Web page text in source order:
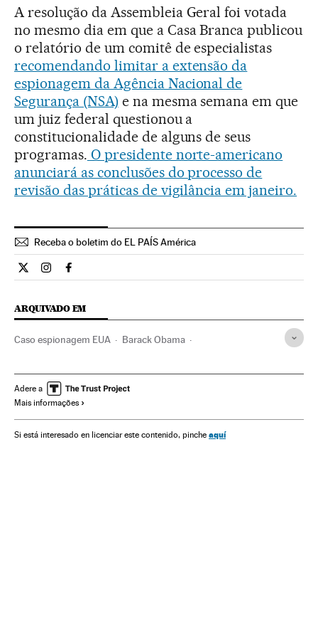
A resolução da Assembleia Geral foi votada
no mesmo dia em que a Casa Branca publicou
o relatório de um comitê de especialistas
recomendando limitar a extensão da
espionagem da Agência Nacional de
Segurança (NSA) e na mesma semana em que
um juiz federal questionou a
constitucionalidade de alguns de seus
programas. O presidente norte-americano
anunciará as conclusões do processo de
revisão das práticas de vigilância em janeiro.
Receba o boletim do EL PAÍS América
Internacional El País Brasil en Twitter
Internacional El País Brasil en Instagram
Internacional El País Brasil en Facebook
ARQUIVADO EM
Caso espionagem EUA Barack Obama
Serviços inteligência Departamento Defesa EUA
Privacidade internet
Segurança nacional Segurança internet Espionagem
Adere a
Mais informações
Si está interesado en licenciar este contenido, pinche aquí